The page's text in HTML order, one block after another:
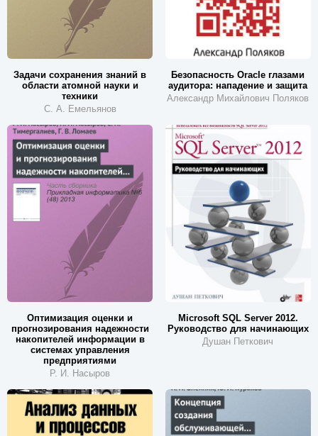
Задачи сохранения знаний в
области атомной науки и
техники
С. А. Емельянов
Безопасность Oracle глазами
аудитора: нападение и защита
Александр Михайлович Поляков
Оптимизация оценки и
прогнозирования надежности
накопителей информации в
системах управления
предприятиями
Р. И. Насыров
Microsoft SQL Server 2012.
Руководство для начинающих
Душан Петкович